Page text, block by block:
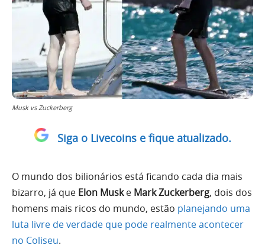
Musk vs Zuckerberg
Siga o Livecoins e fique atualizado.
O mundo dos bilionários está ficando cada dia mais
bizarro, já que Elon Muske Mark Zuckerberg, dois dos
homens mais ricos do mundo, estão planejando uma
luta livre de verdade que pode realmente acontecer
no Coliseu.